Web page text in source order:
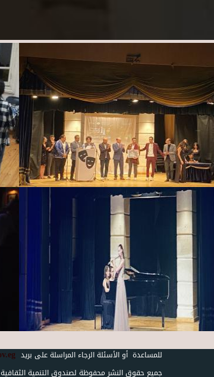
للمساعدة أو الأسئلة الرجاء المراسلة على بريد
جميع حقوق النشر محفوظة لصندوق التنمية الثقافية